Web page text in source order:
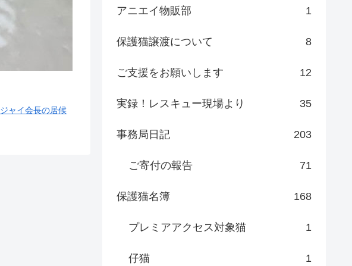
ジャイ会長の居候
アニエイ物販部 1
保護猫譲渡について 8
ご支援をお願いします 12
実録！レスキュー現場より 35
事務局日記 203
ご寄付の報告 71
保護猫名簿 168
プレミアアクセス対象猫 1
仔猫 1